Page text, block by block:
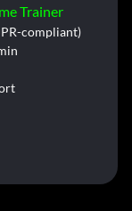
Trainer
compliant)